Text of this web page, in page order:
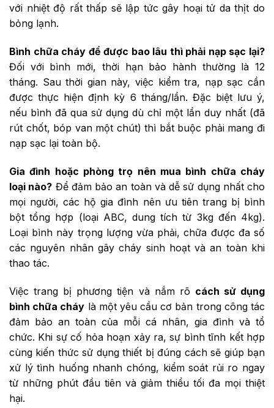
với nhiệt độ rất thấp sẽ lập tức gây hoại tử da thịt do
bỏng lạnh.
Bình chữa cháy để được bao lâu thì phải nạp sạc lại?
Đối với bình mới, thời hạn bảo hành thường là 12
tháng. Sau thời gian này, việc kiểm tra, nạp sạc cần
được thực hiện định kỳ 6 tháng/lần. Đặc biệt lưu ý,
nếu bình đã qua sử dụng dù chỉ một lần duy nhất (đã
rút chốt, bóp van một chút) thì bắt buộc phải mang đi
nạp sạc lại toàn bộ.
Gia đình hoặc phòng trọ nên mua bình chữa cháy
loại nào? Để đảm bảo an toàn và dễ sử dụng nhất cho
mọi người, các hộ gia đình nên ưu tiên trang bị bình
bột tổng hợp (loại ABC, dung tích từ 3kg đến 4kg).
Loại bình này trọng lượng vừa phải, chữa được đa số
các nguyên nhân gây cháy sinh hoạt và an toàn khi
thao tác.
Việc trang bị phương tiện và nắm rõ cách sử dụng
bình chữa cháy là một yêu cầu cơ bản trong công tác
đảm bảo an toàn của mỗi cá nhân, gia đình và tổ
chức. Khi sự cố hỏa hoạn xảy ra, sự bình tĩnh kết hợp
cùng kiến thức sử dụng thiết bị đúng cách sẽ giúp bạn
xử lý tình huống nhanh chóng, kiểm soát rủi ro ngay
từ những phút đầu tiên và giảm thiểu tối đa mọi thiệt
hại.